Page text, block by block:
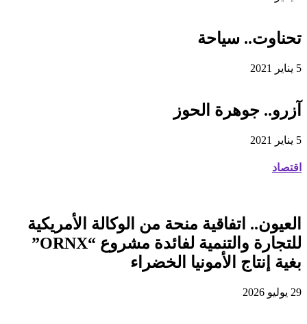
تحناوت.. سياحة
5 يناير 2021
آزرو.. جوهرة الحوز
5 يناير 2021
اقتصاد
العيون.. اتفاقية منحة من الوكالة الأمريكية
للتجارة والتنمية لفائدة مشروع “ORNX”
بغية إنتاج الأمونيا الخضراء
29 يوليو 2026